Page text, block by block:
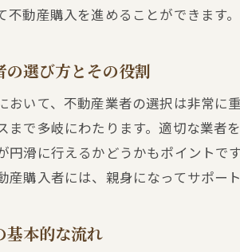
不動産購入を進めることができます。
の選び方とその役割
おいて、不動産業者の選択は非常に
まで多岐にわたります。適切な業者
円滑に行えるかどうかもポイントで
産購入者には、親身になってサポー
基本的な流れ